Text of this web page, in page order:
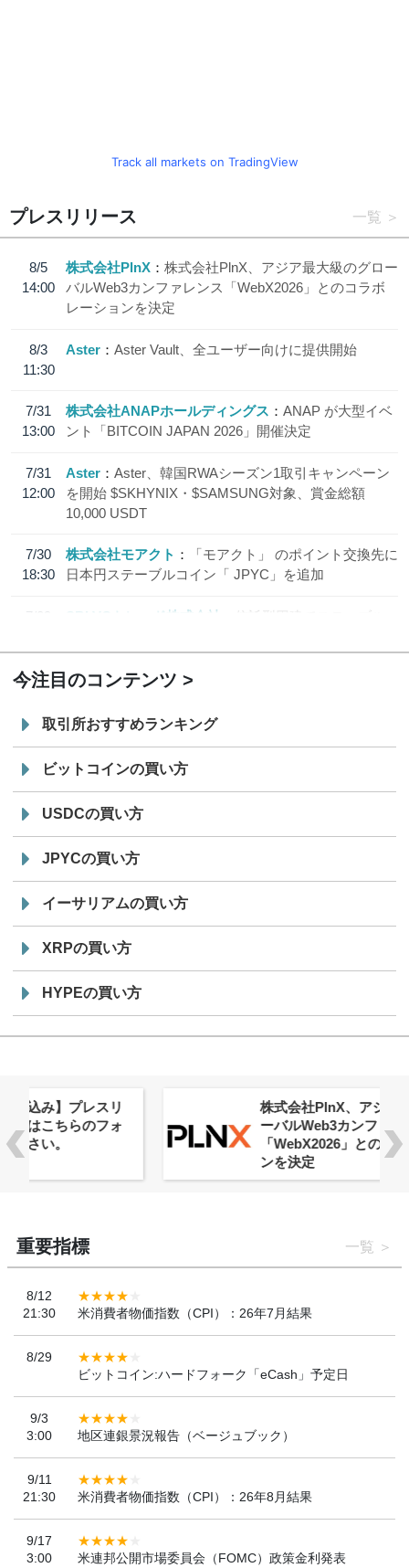
Track all markets on TradingView
プレスリリース 一覧
8/5
14:00
株式会社PlnX
株式会社PlnX、アジア最大級のグロー
バルWeb3カンファレンス「WebX2026」とのコラボ
レーションを決定
8/3
11:30
Aster Aster Vault、全ユーザー向けに提供開始
7/31
13:00
株式会社ANAPホールディングス
ANAP が大型イベ
ント「BITCOIN JAPAN 2026」開催決定
7/31
12:00
Aster
Aster、韓国RWAシーズン1取引キャンペーン
を開始 $SKHYNIX・$SAMSUNG対象、賞金総額
10,000 USDT
7/30
18:30
株式会社モアクト
「モアクト」 のポイント交換先に
日本円ステーブルコイン「 JPYC」を追加
7/29
SBI VCトレード株式会社
信託型円建てステーブル
今注目のコンテンツ
取引所おすすめランキング
ビットコインの買い方
USDCの買い方
JPYCの買い方
イーサリアムの買い方
XRPの買い方
HYPEの買い方
株式会社PlnX、アジア最大級のグロ
ーバルWeb3カンファレンス
「WebX2026」とのコラボレーショ
重要指標 一覧
8/12
21:30
米消費者物価指数（CPI）：26年7月結果
8/29
ビットコイン:ハードフォーク「eCash」予定日
9/3
3:00
地区連銀景況報告（ベージュブック）
9/11
21:30
米消費者物価指数（CPI）：26年8月結果
9/17
3:00
米連邦公開市場委員会（FOMC）政策金利発表